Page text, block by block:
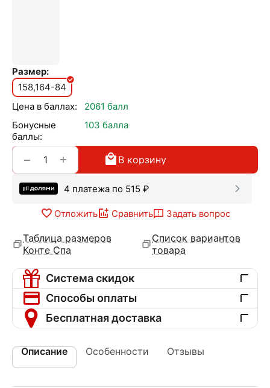
Размер:
158,164-84
Цена в баллах:
2061 балл
Бонусные
баллы:
103 балла
+
− В корзину
4 платежа по 515 ₽
Отложить Сравнить Задать вопрос
Таблица размеров
Конте Спа
Список вариантов
товара
Система скидок
Способы оплаты
Бесплатная доставка
Описание Особенности Отзывы